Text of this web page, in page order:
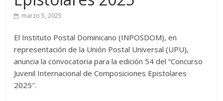
marzo 5, 2025
El Instituto Postal Dominicano (INPOSDOM), en
representación de la Unión Postal Universal (UPU),
anuncia la convocatoria para la edición 54 del “Concurso
Juvenil Internacional de Composiciones Epistolares
2025″.